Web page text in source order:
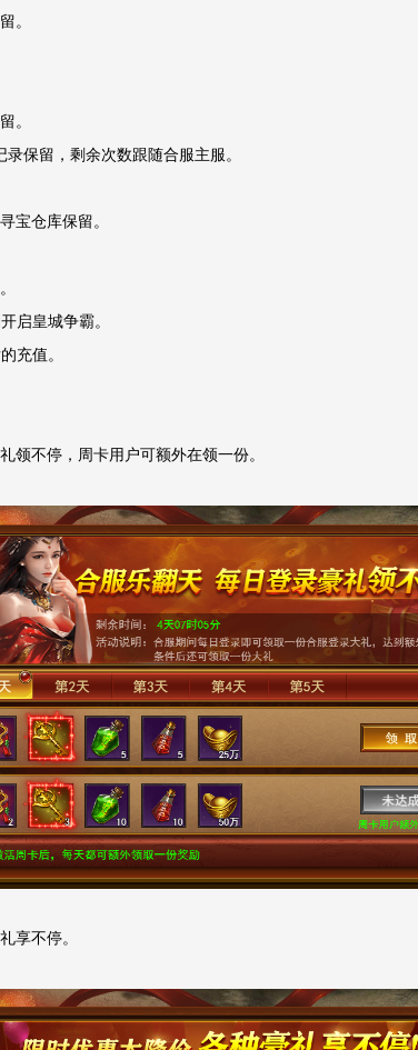
。
。
保留，剩余次数跟随合服主服。
宝仓库保留。
启皇城争霸。
充值。
领不停，周卡用户可额外在领一份。
享不停。